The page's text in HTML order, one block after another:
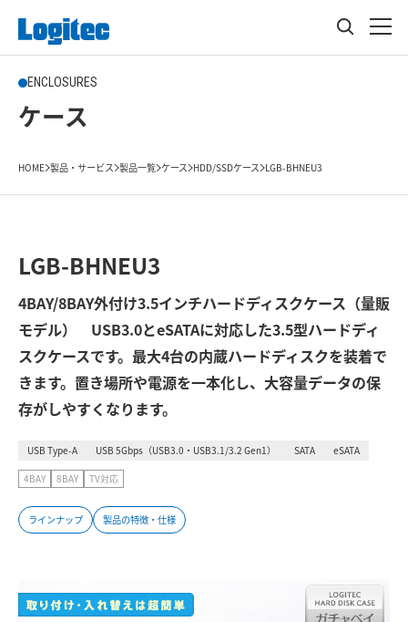
ENCLOSURES
ケース
HOME 製品・サービス 製品一覧 ケース HDD/SSDケース LGB-BHNEU3
LGB-BHNEU3
4BAY/8BAY外付け3.5インチハードディスクケース（量販
モデル） USB3.0とeSATAに対応した3.5型ハードディ
スクケースです。最大4台の内蔵ハードディスクを装着で
きます。置き場所や電源を一本化し、大容量データの保
存がしやすくなります。
USB Type-A USB 5Gbps（USB3.0・USB3.1/3.2 Gen1） SATA eSATA
4BAY 8BAY TV対応
ラインナップ 製品の特徴・仕様